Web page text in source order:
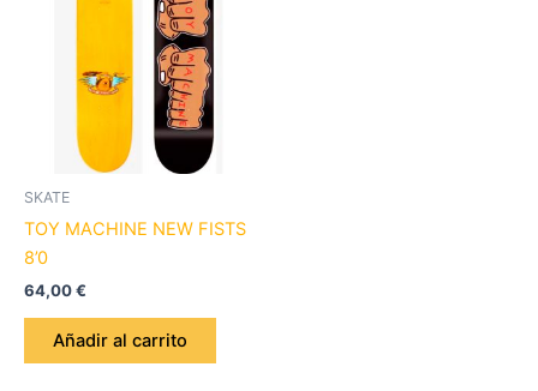
SKATE
TOY MACHINE NEW FISTS
8’0
64,00€
Añadir al carrito